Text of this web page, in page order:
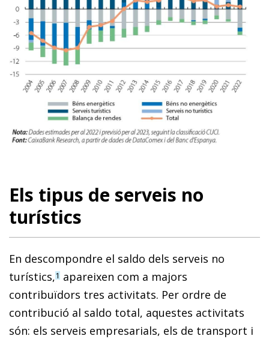
Els tipus de serveis no
turístics
En descompondre el saldo dels serveis no
turístics,1 apareixen com a majors
contribuïdors tres activitats. Per ordre de
contribució al saldo total, aquestes activitats
són: els serveis empresarials, els de transport i